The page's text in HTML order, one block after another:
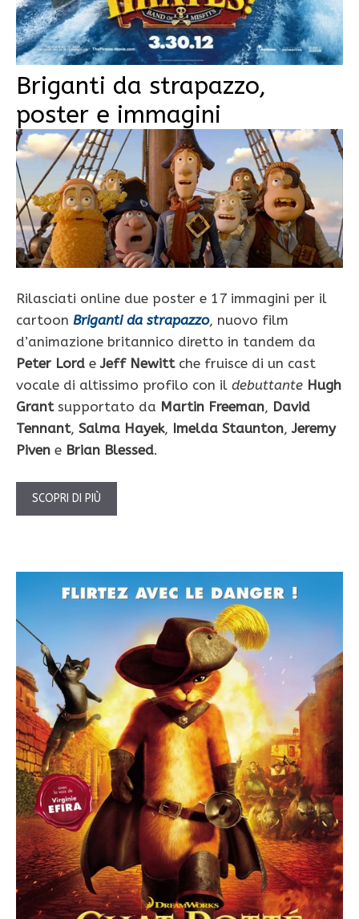
Briganti da strapazzo,
poster e immagini
Rilasciati online due poster e 17 immagini per il
cartoon Briganti da strapazzo, nuovo film
d’animazione britannico diretto in tandem da
Peter Lord e Jeff Newittche fruisce di un cast
vocale di altissimo profilo con il debuttante Hugh
Grantsupportato da Martin Freeman, David
Tennant, Salma Hayek, Imelda Staunton,Jeremy
Piven e Brian Blessed.
SCOPRI DI PIÙ